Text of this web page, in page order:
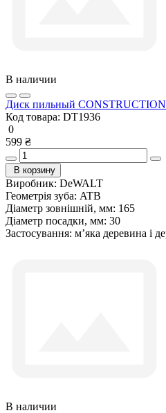
В наличии
Диск пильный
Код товара: DT1936
0
599 ₴
В корзину
Виробник: DeWALT
Геометрія зуба: ATB
Діаметр зовнішній, мм: 165
Діаметр посадки, мм: 30
Застосування: м’яка деревина і
В наличии